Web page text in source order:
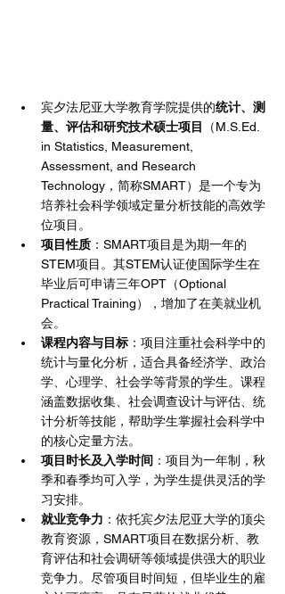
宾夕法尼亚大学教育学院提供的统计、测
量、评估和研究技术硕士项目
（M.S.Ed.
in Statistics, Measurement,
Assessment, and Research
Technology，简称SMART）是一个专为
培养社会科学领域定量分析技能的高效学
位项目。
项目性质 ：SMART项目是为期一年的
STEM项目。其STEM认证使国际学生在
毕业后可申请三年OPT（Optional
Practical Training），增加了在美就业机
会。
课程内容与目标 ：项目注重社会科学中的
统计与量化分析，适合具备经济学、政治
学、心理学、社会学等背景的学生。课程
涵盖数据收集、社会调查设计与评估、统
计分析等技能，帮助学生掌握社会科学中
的核心定量方法。
项目时长及入学时间 ：项目为一年制，秋
季和春季均可入学，为学生提供灵活的学
习安排。
就业竞争力 ：依托宾夕法尼亚大学的顶尖
教育资源，SMART项目在数据分析、教
育评估和社会调研等领域提供强大的职业
竞争力。尽管项目时间短，但毕业生的雇